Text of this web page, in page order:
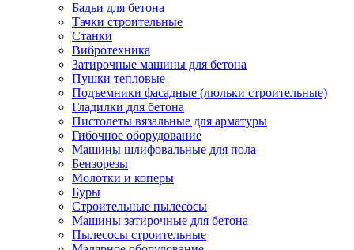
Бадьи для бетона
Тачки строительные
Станки
Вибротехника
Затирочные машины для бетона
Пушки тепловые
Подъемники фасадные (люльки строительные)
Гладилки для бетона
Пистолеты вязальные для арматуры
Гибочное оборудование
Машины шлифовальные для пола
Бензорезы
Молотки и коперы
Буры
Строительные пылесосы
Машины затирочные для бетона
Пылесосы строительные